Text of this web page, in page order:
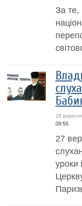
За те,
29
09:55
27
уроки